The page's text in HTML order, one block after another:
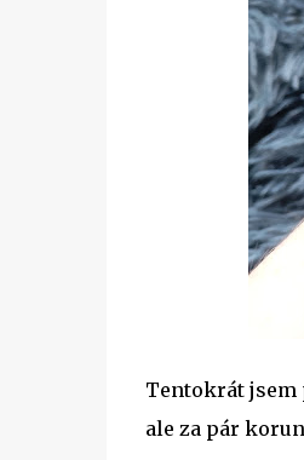
Tentokrát jsem
ale za pár